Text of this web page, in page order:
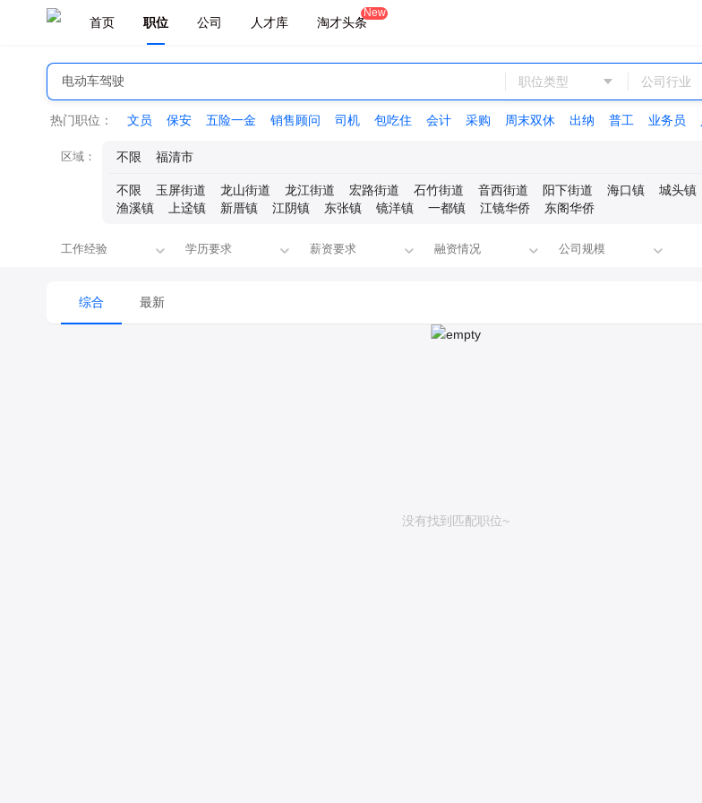
首页 职位 公司 人才库 淘才头条
New
职位类型 公司行业
热门职位： 文员 保安 五险一金 销售顾问 司机 包吃住 会计 采购 周末双休 出纳 普工 业务员
区域： 不限 福清市
不限 玉屏街道 龙山街道 龙江街道 宏路街道 石竹街道 音西街道 阳下街道 海口镇 城头镇
渔溪镇
上迳镇 新厝镇 江阴镇 东张镇 镜洋镇 一都镇 江镜华侨 东阁华侨
工作经验 学历要求 薪资要求 融资情况 公司规模
综合 最新
没有找到匹配职位~